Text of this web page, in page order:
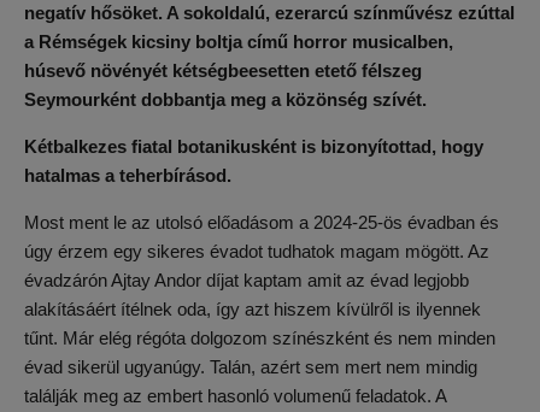
negatív hősöket. A sokoldalú, ezerarcú színművész ezúttal
a Rémségek kicsiny boltja című horror musicalben,
húsevő növényét kétségbeesetten etető félszeg
Seymourként dobbantja meg a közönség szívét.
Kétbalkezes fiatal botanikusként is bizonyítottad, hogy
hatalmas a teherbírásod.
Most ment le az utolsó előadásom a 2024-25-ös évadban és
úgy érzem egy sikeres évadot tudhatok magam mögött. Az
évadzárón Ajtay Andor díjat kaptam amit az évad legjobb
alakításáért ítélnek oda, így azt hiszem kívülről is ilyennek
tűnt. Már elég régóta dolgozom színészként és nem minden
évad sikerül ugyanúgy. Talán, azért sem mert nem mindig
találják meg az embert hasonló volumenű feladatok. A